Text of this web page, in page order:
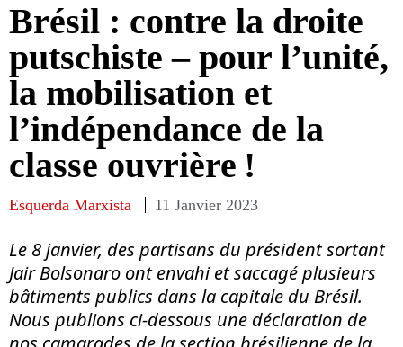
Brésil : contre la droite
putschiste – pour l’unité,
la mobilisation et
l’indépendance de la
classe ouvrière !
Esquerda Marxista 11 Janvier 2023
Le 8 janvier, des partisans du président sortant
Jair Bolsonaro ont envahi et saccagé plusieurs
bâtiments publics dans la capitale du Brésil.
Nous publions ci-dessous une déclaration de